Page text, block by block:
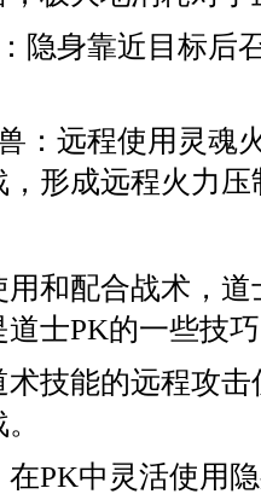
隐身靠近目标后
：远程使用灵魂
形成远程火力压
和配合战术，
士PK的一些技
技能的远程攻
PK中灵活使用